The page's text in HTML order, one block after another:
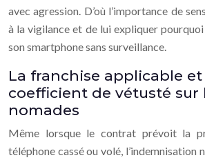
avec agression. D’où l’importance de
à la vigilance et de lui expliquer
son smartphone sans surveillance.
La franchise applicable et
coefficient de vétusté sur
nomades
Même lorsque le contrat prévoit la
téléphone cassé ou volé, l’indemnisation